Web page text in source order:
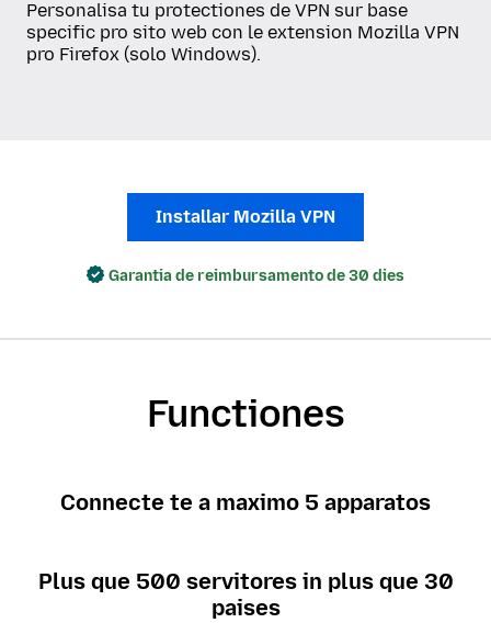
Personalisa tu protectiones de VPN sur base
specific pro sito web con le extension Mozilla VPN
pro Firefox (solo Windows).
Installar Mozilla VPN
Garantia de reimbursamento de 30 dies
Functiones
Connecte te a maximo 5 apparatos
Plus que 500 servitores in plus que 30
paises